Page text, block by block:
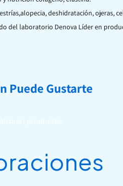
deshidratación, ojeras,
del laboratorio Denova Líder en
Puede Gustarte